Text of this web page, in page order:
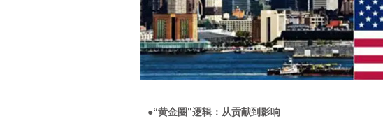
●“黄金圈”逻辑：从贡献到影响